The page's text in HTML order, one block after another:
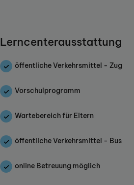
Lerncenterausstattung
öffentliche Verkehrsmittel - Zug
Vorschulprogramm
Wartebereich für Eltern
öffentliche Verkehrsmittel - Bus
online Betreuung möglich